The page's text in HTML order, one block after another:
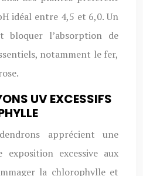
idéal entre 4,5 et 6,0. Un
l’absorption de
notamment le fer,
UV EXCESSIFS
apprécient une
exposition excessive aux
la chlorophylle et